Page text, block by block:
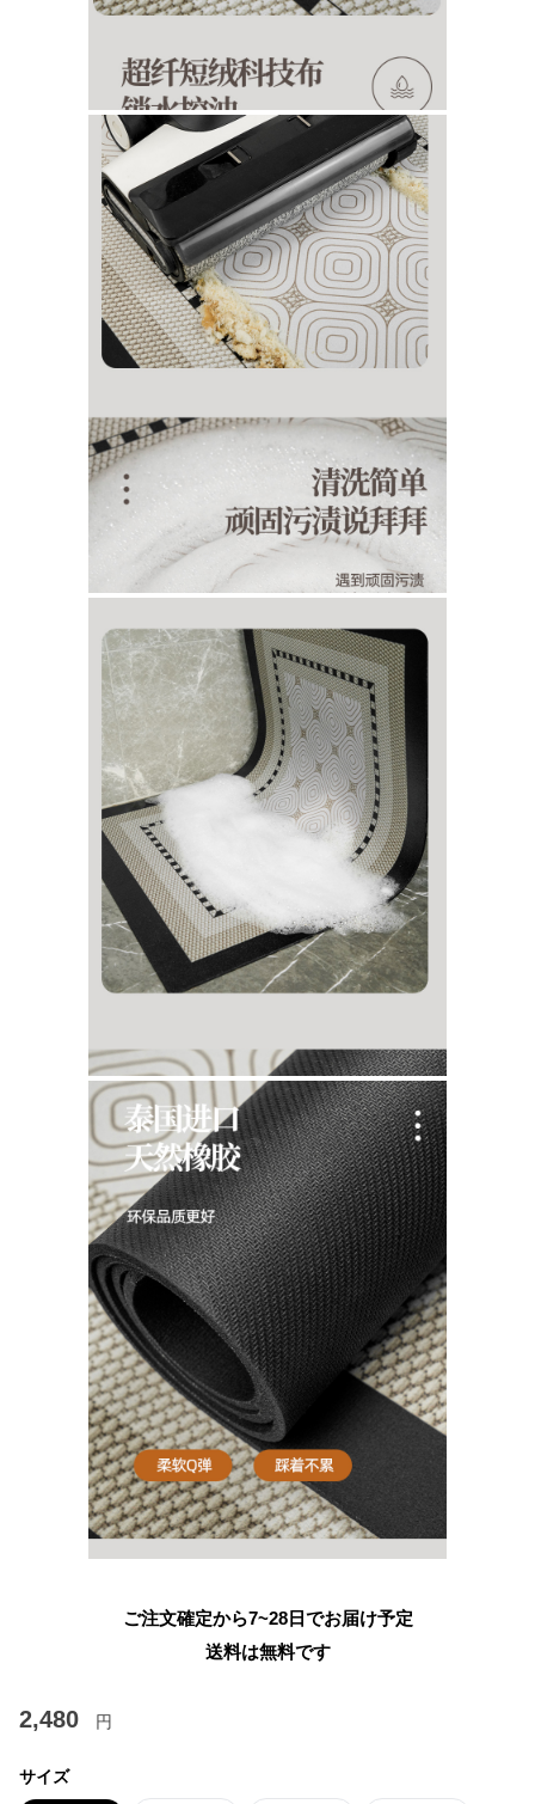
ご注文確定から7~28日でお届け予定
送料は無料です
2,480 円
サイズ